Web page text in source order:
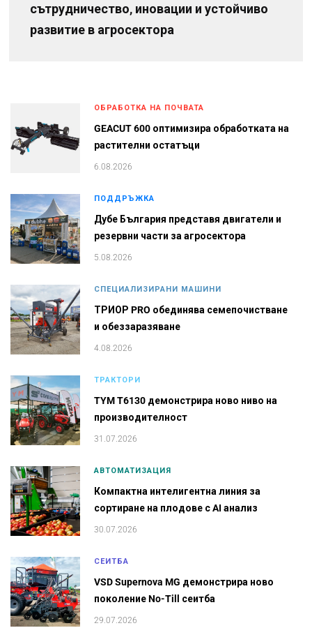
сътрудничество, иновации и устойчиво
развитие в агросектора
ОБРАБОТКА НА ПОЧВАТА
GEACUT 600 оптимизира обработката на
растителни остатъци
6.08.2026
ПОДДРЪЖКА
Дубе България представя двигатели и
резервни части за агросектора
5.08.2026
СПЕЦИАЛИЗИРАНИ МАШИНИ
ТРИОР PRO обединява семепочистване
и обеззаразяване
4.08.2026
ТРАКТОРИ
TYM T6130 демонстрира ново ниво на
производителност
31.07.2026
АВТОМАТИЗАЦИЯ
Компактна интелигентна линия за
сортиране на плодове с AI анализ
30.07.2026
СЕИТБА
VSD Supernova MG демонстрира ново
поколение No-Till сеитба
29.07.2026